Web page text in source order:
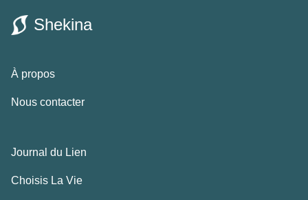
Shekina
À propos
Nous contacter
Journal du Lien
Choisis La Vie